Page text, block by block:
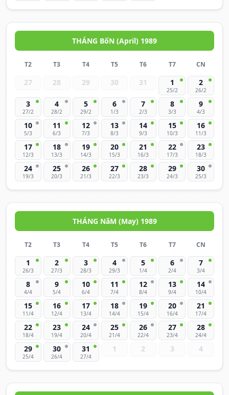
THÁNG BốN (April) 1989
T2 T3 T4 T5 T6 T7 CN
27 28 29 30 31 1
25/2
2
26/2
3
27/2
4
28/2
5
29/2
6
1/3
7
2/3
8
3/3
9
4/3
10
5/3
11
6/3
12
7/3
13
8/3
14
9/3
15
10/3
16
11/3
17
12/3
18
13/3
19
14/3
20
15/3
21
16/3
22
17/3
23
18/3
24
19/3
25
20/3
26
21/3
27
22/3
28
23/3
29
24/3
30
25/3
THÁNG NăM (May) 1989
T2 T3 T4 T5 T6 T7 CN
1
26/3
2
27/3
3
28/3
4
29/3
5
1/4
6
2/4
7
3/4
8
4/4
9
5/4
10
6/4
11
7/4
12
8/4
13
9/4
14
10/4
15
11/4
16
12/4
17
13/4
18
14/4
19
15/4
20
16/4
21
17/4
22
18/4
23
19/4
24
20/4
25
21/4
26
22/4
27
23/4
28
24/4
29
25/4
30
26/4
31
27/4
1 2 3 4